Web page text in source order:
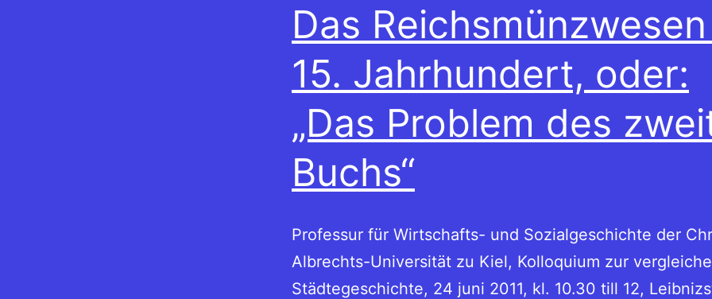
Das
15. Jahrhundert, oder:
„Das Problem des
Buchs“
Professur für Wirtschafts- und Sozialgeschichte der
Albrechts-Universität zu Kiel, Kolloquium zur
Städtegeschichte, 24 juni 2011, kl. 10.30 till 12,